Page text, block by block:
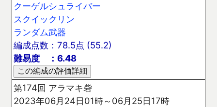
クーゲルシュライバー
スクイックリン
ランダム武器
編成点数：78.5点 (55.2)
難易度 ：6.48
第174回 アラマキ砦
2023年06月24日01時～06月25日17時